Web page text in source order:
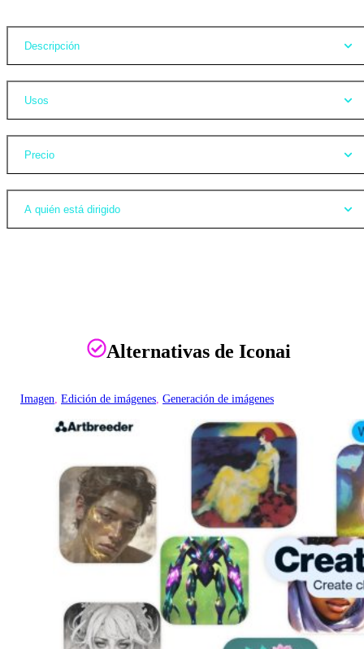
Descripción
Usos
Precio
A quién está dirigido
Alternativas de Iconai
Imagen, Edición de imágenes, Generación de imágenes